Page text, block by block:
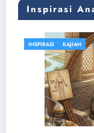
Inspirasi
INSPIRASI KAJIAN